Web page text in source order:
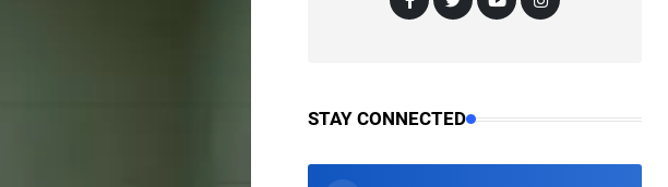
STAY CONNECTED